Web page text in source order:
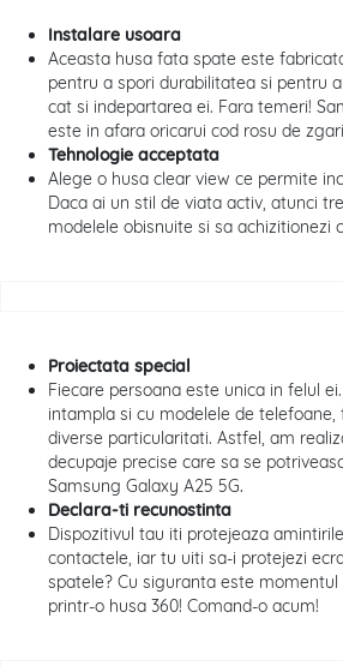
Instalare usoara
Aceasta husa fata spate este
pentru a spori durabilitatea si pentru
cat si indepartarea ei. Fara temeri!
este in afara oricarui cod rosu de
Tehnologie acceptata
Alege o husa clear view ce permite
Daca ai un stil de viata activ, atunci
modelele obisnuite si sa achizitionezi
Proiectata special
Fiecare persoana este unica in felul
intampla si cu modelele de telefoane,
diverse particularitati. Astfel, am
decupaje precise care sa se
Samsung Galaxy A25 5G.
Declara-ti recunostinta
Dispozitivul tau iti protejeaza
contactele, iar tu uiti sa-i protejezi
spatele? Cu siguranta este
printr-o husa 360! Comand-o acum!